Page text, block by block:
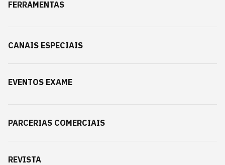
FERRAMENTAS
CANAIS ESPECIAIS
EVENTOS EXAME
PARCERIAS COMERCIAIS
REVISTA